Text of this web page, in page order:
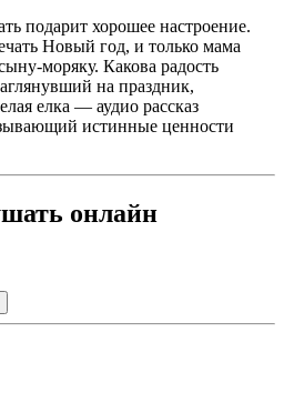
подарит хорошее настроение.
Новый год, и только мама
моряку. Какова радость
на праздник,
елка — аудио рассказ
истинные ценности
онлайн